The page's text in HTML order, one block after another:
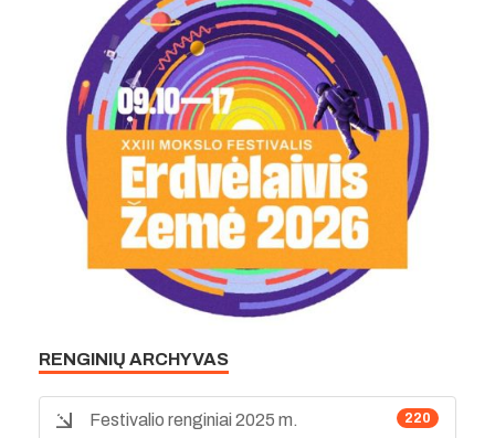
RENGINIŲ ARCHYVAS
220
Festivalio renginiai 2025 m.